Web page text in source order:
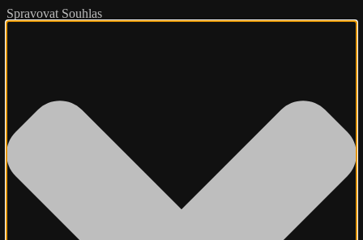
Spravovat Souhlas